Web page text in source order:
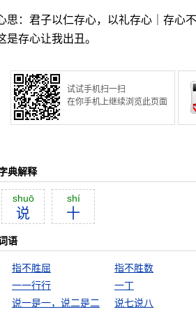
：君子以仁存心，以礼存心｜存心
存心让我出丑。
试试手机扫一扫
在你手机上继续浏览此页面
典解释
shuō
说
shí
十
语
指不胜屈
指不胜数
一一行行
一丁
说一是一，说二是二
说七说八